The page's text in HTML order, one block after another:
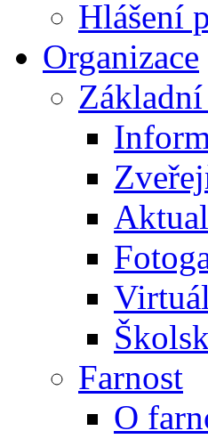
Hlášení
Organizace
Základní
Farnost
O